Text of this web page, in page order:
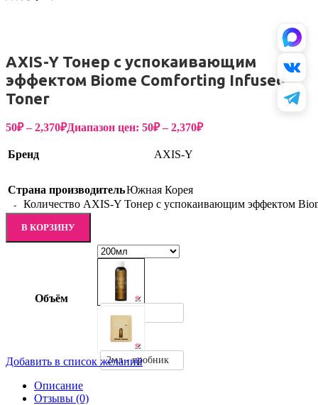
AXIS-Y Тонер с успокаивающим
эффектом Biome Comforting Infused
Toner
50₽ – 2,370₽Диапазон цен: 50₽ – 2,370₽
Бренд AXIS-Y
Страна производительЮжная Корея
Количество AXIS-Y Тонер с успокаивающим эффектом
В КОРЗИНУ
Объём
200мл
2мл - пробник
Добавить в список желаний
Описание
Отзывы (0)